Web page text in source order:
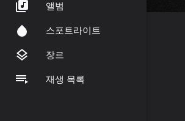
앨범
스포트라이트
장르
재생 목록